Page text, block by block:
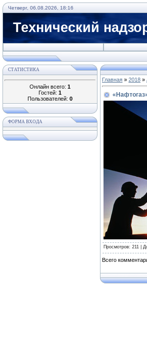
Четверг, 06.08.2026, 18:16
Технический
СТАТИСТИКА
Онлайн всего: 1
Гостей: 1
Пользователей: 0
ФОРМА ВХОДА
Главная » 2018 »
Просмотров: 211
Всего